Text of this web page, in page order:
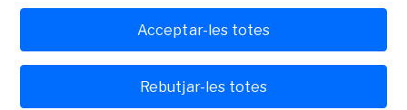
Rebutjar-les totes
Acceptar-les totes